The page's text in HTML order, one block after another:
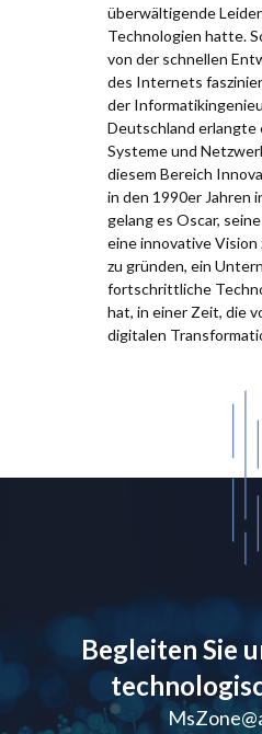
überwältigende
Technologien hatte.
von der schnellen
des Internets
der
Deutschland erlangte
Systeme und
diesem Bereich
in den 1990er Jahren
gelang es Oscar,
eine innovative Vision
zu gründen, ein
fortschrittliche
hat, in einer Zeit, die
digitalen
Begleiten Sie